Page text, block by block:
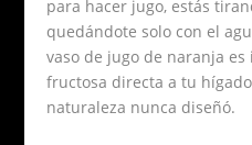
para hacer jugo, estás
quedándote solo con el
vaso de jugo de naranja
fructosa directa a tu
naturaleza nunca diseñó.